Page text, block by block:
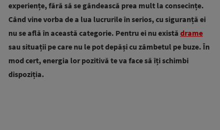
experiențe, fără să se gândească prea mult la consecințe.
Când vine vorba de a lua lucrurile în serios, cu siguranță ei
nu se află în această categorie. Pentru ei nu există drame
sau situații pe care nu le pot depăși cu zâmbetul pe buze. În
mod cert, energia lor pozitivă te va face să îți schimbi
dispoziția.